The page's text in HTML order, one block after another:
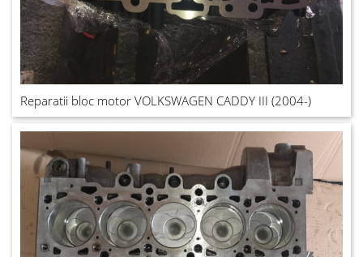
Reparatii bloc motor VOLKSWAGEN CADDY III (2004-)